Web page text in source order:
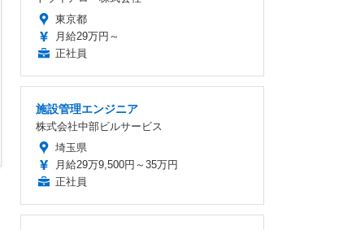
東京都
月給29万円～
正社員
施設管理エンジニア
株式会社中部ビルサービス
埼玉県
月給29万9,500円～35万円
正社員